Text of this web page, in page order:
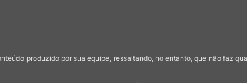
produzido por sua equipe, ressaltando, no entanto, que não faz